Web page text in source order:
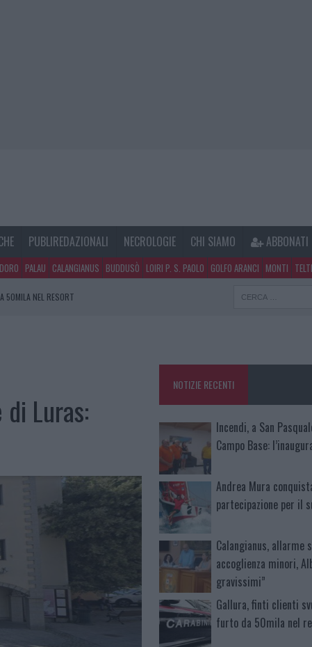
PUBLIREDAZIONALI NECROLOGIE CHI SIAMO ABBONATI
PALAU CALANGIANUS BUDDUSÒ LOIRI P. S. PAOLO GOLFO ARANCI MONTI TELTI
Luras:
NOTIZIE RECENTI
Incendi, a San
Campo Base:
Andrea Mura
partecipazione per il
Calangianus, allarme
accoglienza minori,
gravissimi”
Gallura, finti clienti
furto da 50mila nel